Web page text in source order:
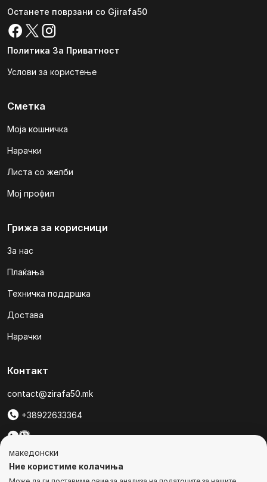
Останете поврзани со Gjirafa50
Политика За Приватност
Услови за користење
Сметка
Моја кошничка
Нарачки
Листа со желби
Мој профил
Грижа за корисници
За нас
Плаќања
Техничка поддршка
Достава
Нарачки
Контакт
contact@zirafa50.mk
+38922633364
b2b@zirafa50.mk
македонски
Ние користиме колачиња